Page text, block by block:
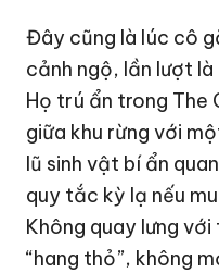
Đây cũng là lúc cô
cảnh ngộ, lần lượt là
Họ trú ẩn trong The
giữa khu rừng với
lũ sinh vật bí ẩn
quy tắc kỳ lạ nếu
Không quay lưng
“hang thỏ”, không